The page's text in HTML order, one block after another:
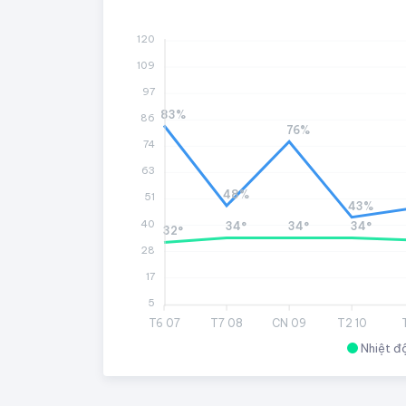
Nhiệt
T6 07 T7 08 CN 09 T2 10
32° 34° 34° 34°
83%
48%
76%
43%
120
109
97
86
74
63
51
40
28
17
5